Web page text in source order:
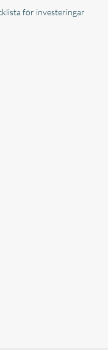
för investeringar